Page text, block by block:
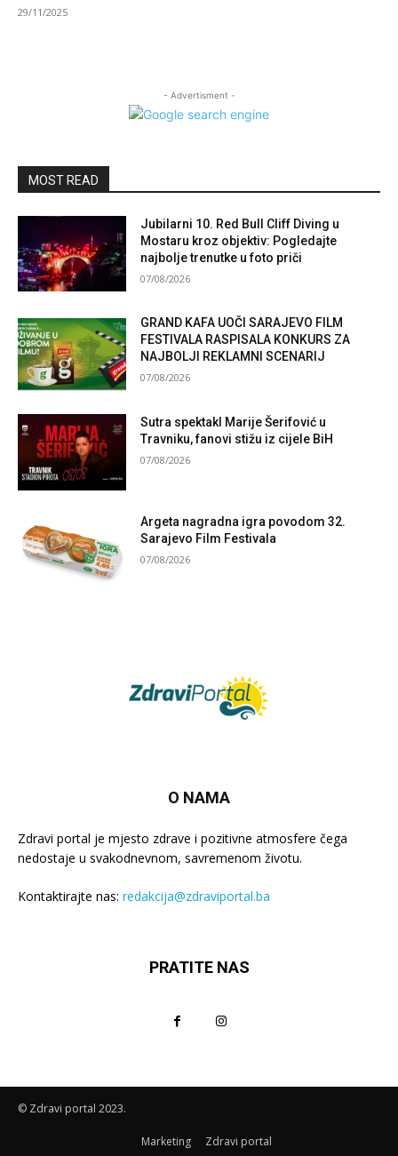
29/11/2025
- Advertisment -
MOST READ
Jubilarni 10. Red Bull Cliff Diving u
Mostaru kroz objektiv: Pogledajte
najbolje trenutke u foto priči
07/08/2026
GRAND KAFA UOČI SARAJEVO FILM
FESTIVALA RASPISALA KONKURS ZA
NAJBOLJI REKLAMNI SCENARIJ
07/08/2026
Sutra spektakl Marije Šerifović u
Travniku, fanovi stižu iz cijele BiH
07/08/2026
Argeta nagradna igra povodom 32.
Sarajevo Film Festivala
07/08/2026
O NAMA
Zdravi portal je mjesto zdrave i pozitivne atmosfere čega
nedostaje u svakodnevnom, savremenom životu.
Kontaktirajte nas: redakcija@zdraviportal.ba
PRATITE NAS
© Zdravi portal 2023.
Marketing Zdravi portal